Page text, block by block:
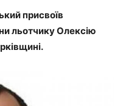
присвоїв
льотчику Олексію